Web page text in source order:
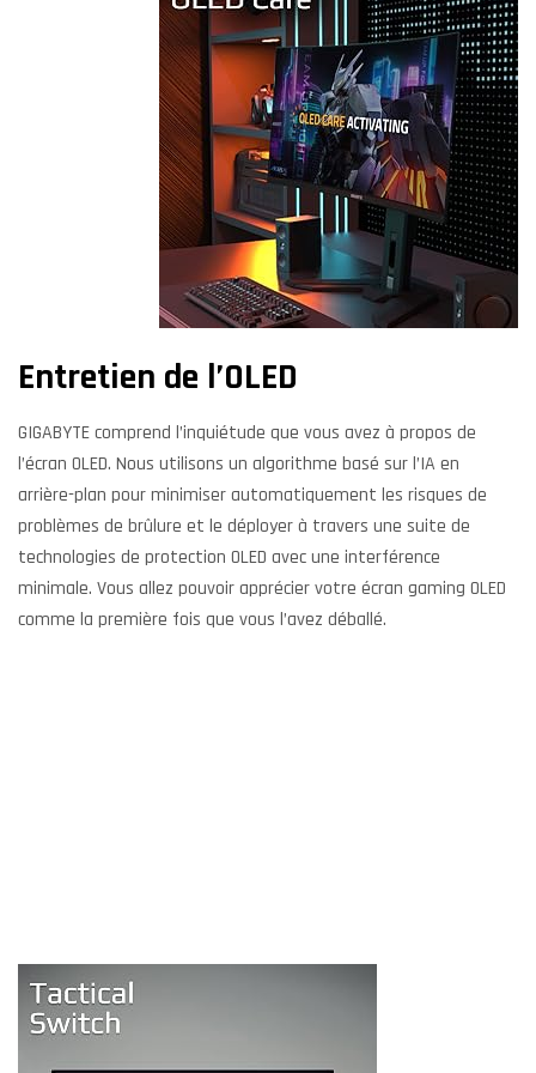
Entretien de l’OLED
GIGABYTE comprend l’inquiétude que vous avez à propos de
l’écran OLED. Nous utilisons un algorithme basé sur l’IA en
arrière-plan pour minimiser automatiquement les risques de
problèmes de brûlure et le déployer à travers une suite de
technologies de protection OLED avec une interférence
minimale. Vous allez pouvoir apprécier votre écran gaming OLED
comme la première fois que vous l’avez déballé.